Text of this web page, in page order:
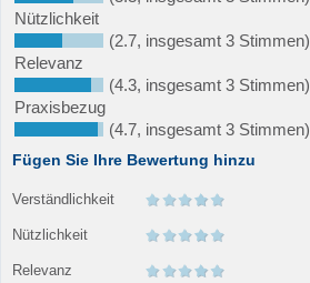
Nützlichkeit
(2.7, insgesamt 3 Stimmen)
Relevanz
(4.3, insgesamt 3 Stimmen)
Praxisbezug
(4.7, insgesamt 3 Stimmen)
Fügen Sie Ihre Bewertung hinzu
Verständlichkeit
Nützlichkeit
Relevanz